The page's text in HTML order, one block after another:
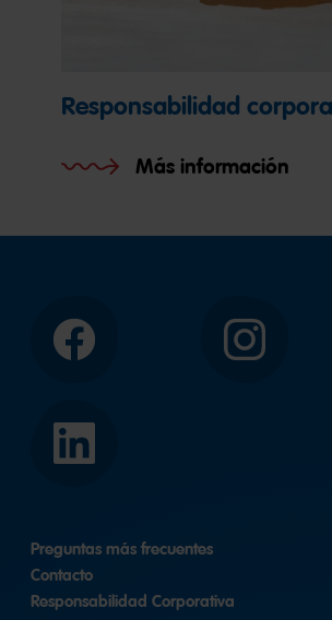
Responsabilidad
Más información
Facebook Instagram
LinkedIn
Preguntas más frecuentes
Contacto
Responsabilidad Corporativa